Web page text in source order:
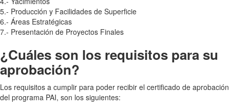
5.- Producción y Facilidades de Superficie
6.- Áreas Estratégicas
7.- Presentación de Proyectos Finales
¿Cuáles son los requisitos para su
aprobación?
Los requisitos a cumplir para poder recibir el certificado de aprobación
del programa PAI, son los siguientes: